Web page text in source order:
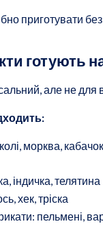
приготувати
готують
але не для
морква,
індичка, телятина
хек, тріска
пельмені,